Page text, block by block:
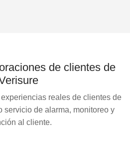
de clientes de
reales de clientes de
servicio de alarma, monitoreo y
al cliente.